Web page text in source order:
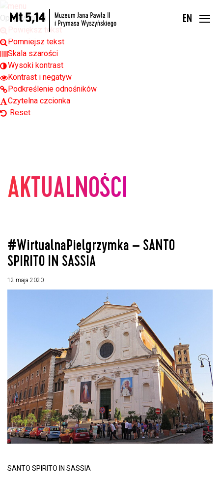
Open toolbar
Opcje widoku
Powiększ tekst
Pomniejsz tekst
Skala szarości
Wysoki kontrast
Kontrast i negatyw
Podkreślenie odnośników
Czytelna czcionka
Reset
EN
AKTUALNOŚCI
#WirtualnaPielgrzymka – SANTO
SPIRITO IN SASSIA
12 maja 2020
SANTO SPIRITO IN SASSIA